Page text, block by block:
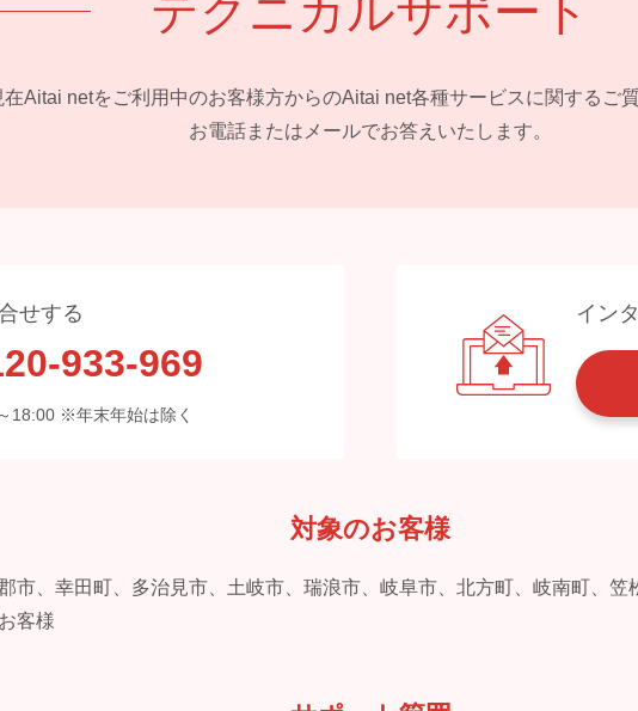
テクニカルサポート
在Aitai netをご利用中のお客様方からのAitai net各種サービスに関するご
お電話またはメールでお答えいたします。
せする
933-969
18:00 ※年末年始は除く
イン
対象のお客様
市、幸田町、多治見市、土岐市、瑞浪市、岐阜市、北方町、岐南町、笠
客様